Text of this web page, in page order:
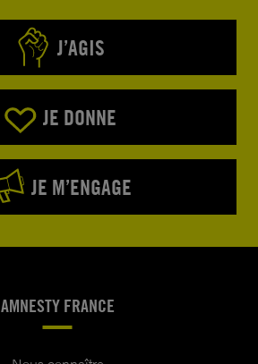
J’AGIS
JE DONNE
JE M’ENGAGE
AMNESTY FRANCE